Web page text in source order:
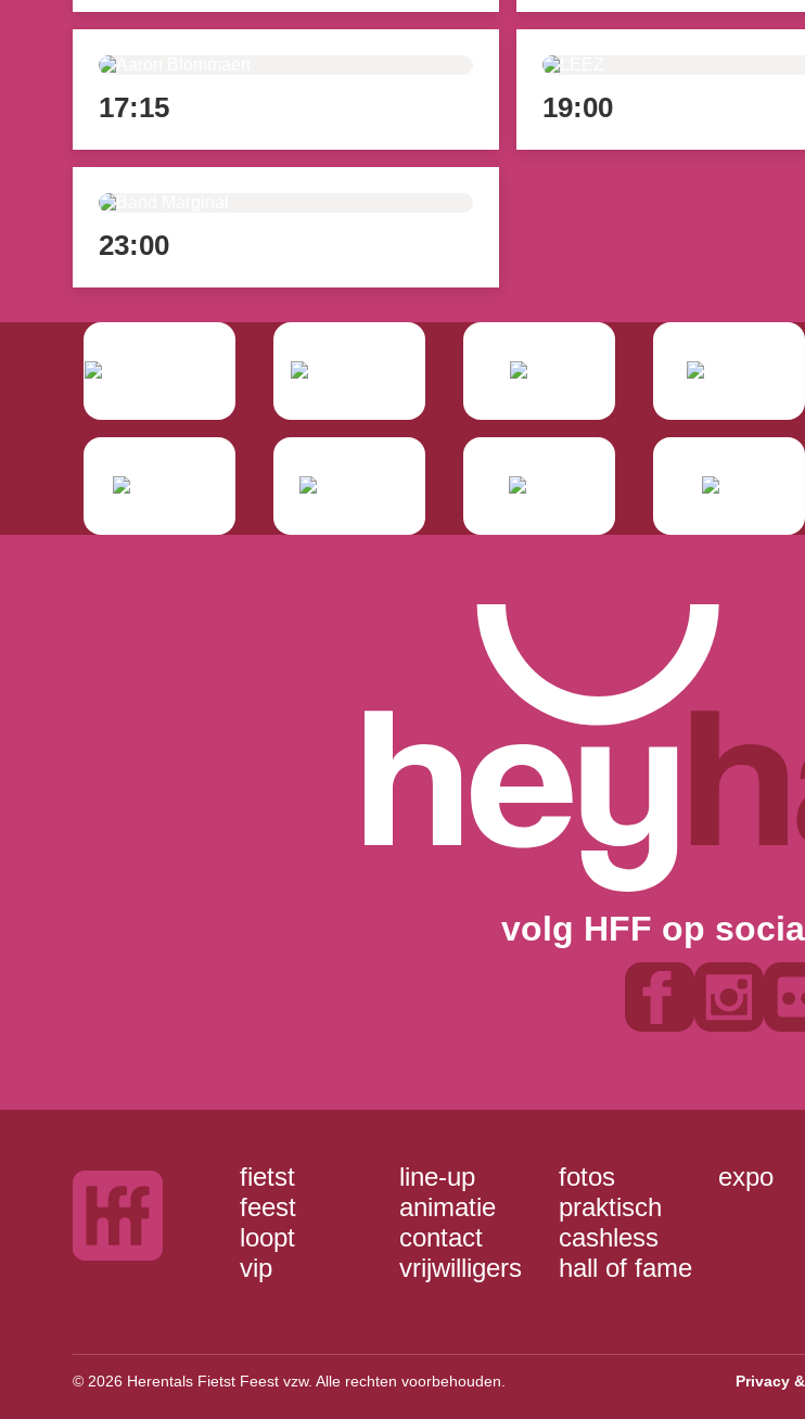
17:15 19:00
23:00
volg HFF op
fietst
feest
loopt
vip
line-up
animatie
contact
vrijwilligers
fotos
praktisch
cashless
hall of fame
expo
© 2026 Herentals Fietst Feest vzw. Alle rechten voorbehouden. Privacy